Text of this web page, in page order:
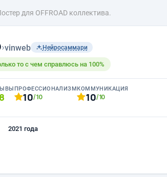
для OFFROAD коллектива.
›vinweb Нейросаммари
то с чем справлюсь на 100%
ПРОФЕССИОНАЛИЗМ
10/10
КОММУНИКАЦИЯ
10/10
2021 года